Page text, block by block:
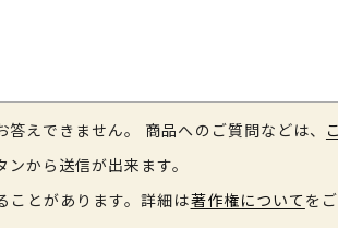
えできません。 商品へのご質問などは、
から送信が出来ます。
とがあります。詳細は著作権について を